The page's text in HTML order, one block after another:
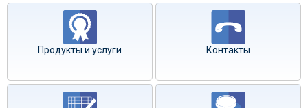
Продукты и услуги Контакты